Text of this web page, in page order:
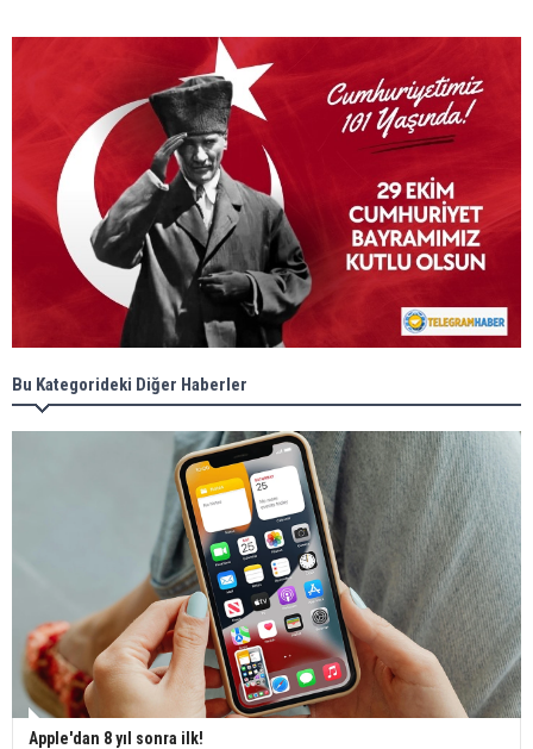
Bu Kategorideki Diğer Haberler
Apple'dan 8 yıl sonra ilk!